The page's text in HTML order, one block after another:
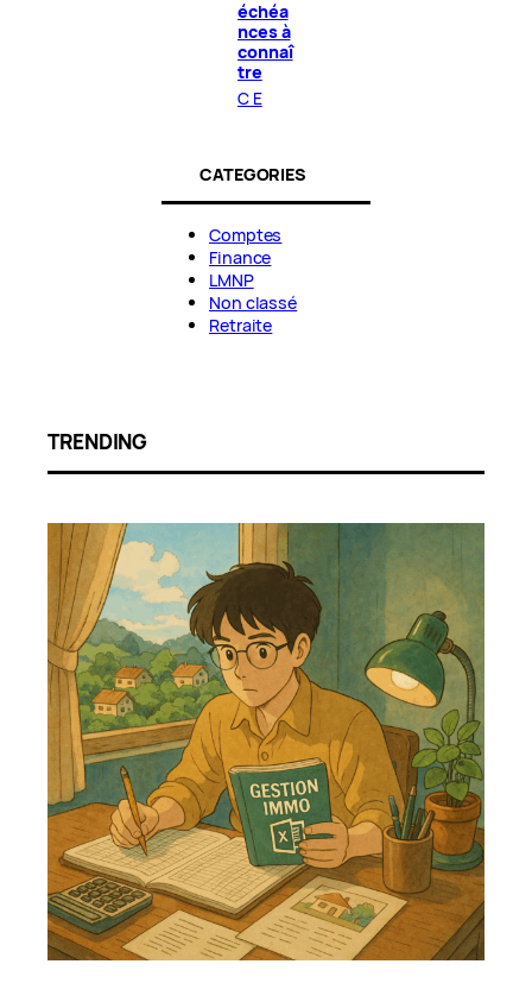
échéa
nces à
connaî
tre
C E
CATEGORIES
Comptes
Finance
LMNP
Non classé
Retraite
TRENDING